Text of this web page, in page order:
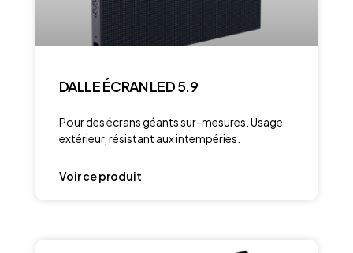
DALLE ÉCRAN LED 5.9
Pour des écrans géants sur-mesures. Usage
extérieur, résistant aux intempéries.
Voir ce produit